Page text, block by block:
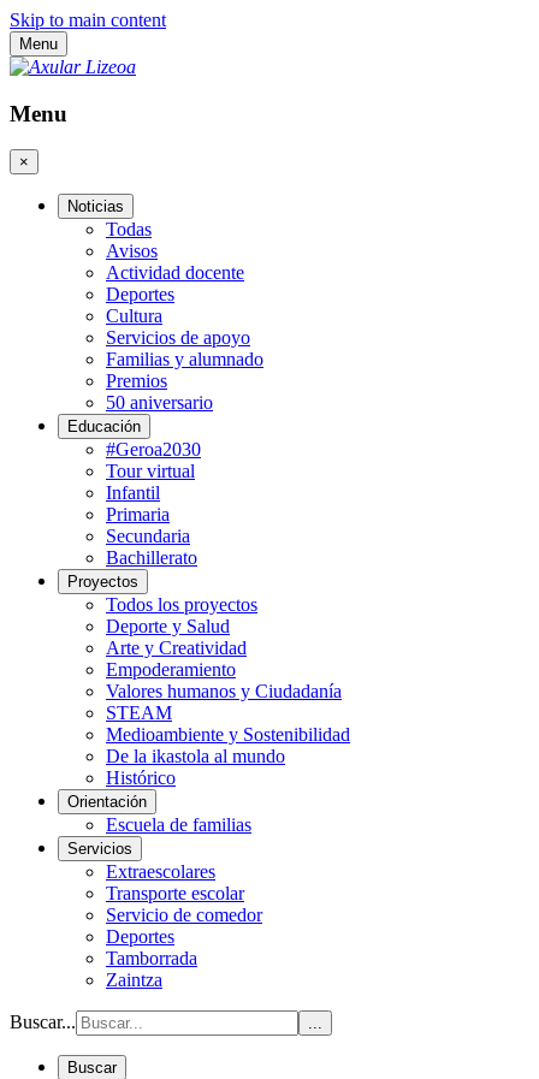
Skip to main content
Menu
Menu
×
Noticias
Todas
Avisos
Actividad docente
Deportes
Cultura
Servicios de apoyo
Familias y alumnado
Premios
50 aniversario
Educación
#Geroa2030
Tour virtual
Infantil
Primaria
Secundaria
Bachillerato
Proyectos
Todos los proyectos
Deporte y Salud
Arte y Creatividad
Empoderamiento
Valores humanos y Ciudadanía
STEAM
Medioambiente y Sostenibilidad
De la ikastola al mundo
Histórico
Orientación
Escuela de familias
Servicios
Extraescolares
Transporte escolar
Servicio de comedor
Deportes
Tamborrada
Zaintza
Buscar... ...
Buscar